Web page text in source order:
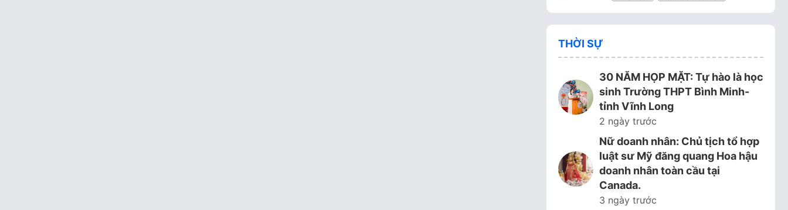
THỜI SỰ
30 NĂM HỌP MẶT: Tự hào là học
sinh Trường THPT Bình Minh-
tỉnh Vĩnh Long
2 ngày trước
Nữ doanh nhân: Chủ tịch tổ hợp
luật sư Mỹ đăng quang Hoa hậu
doanh nhân toàn cầu tại
Canada.
3 ngày trước